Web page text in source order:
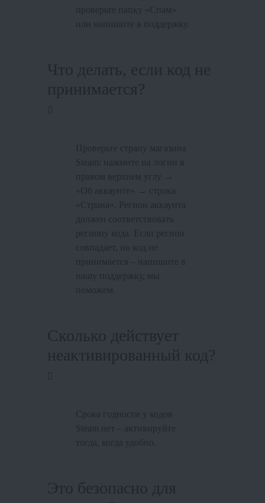
проверьте папку «Спам»
или напишите в поддержку.
Что делать, если код не
принимается?
Проверьте страну магазина
Steam: нажмите на логин в
правом верхнем углу →
«Об аккаунте» → строка
«Страна». Регион аккаунта
должен соответствовать
региону кода. Если регион
нашу поддержку, мы
поможем.
Сколько действует
неактивированный код?
Срока годности у кодов
Steam нет – активируйте
тогда, когда удобно.
Это безопасно для